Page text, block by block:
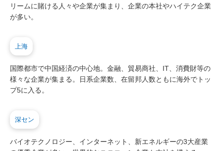
リームに賭ける人々や企業が集まり、企業の本社やハイテク企業
が多い。
上海
国際都市で中国経済の中心地。金融、貿易商社、IT、消費財等の
様々な企業が集まる。日系企業数、在留邦人数ともに海外でトッ
プ5に入る。
深セン
バイオテクノロジー、インターネット、新エネルギーの3大産業